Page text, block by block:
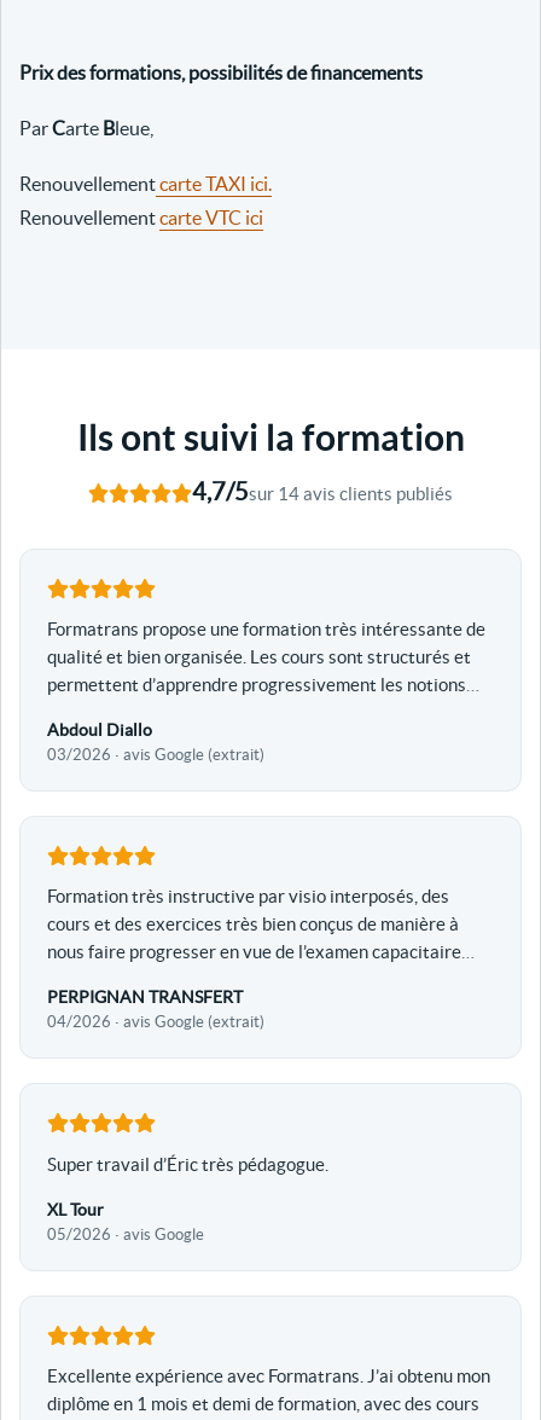
Prix des formations, possibilités de financements
ParCarte Bleue,
Renouvellementcarte TAXI ici.
Renouvellementcarte VTC ici
Ils ont suivi la formation
4,7/5sur 14 avis clients publiés
Formatrans propose une formation très intéressante de
qualité et bien organisée. Les cours sont structurés et
permettent d’apprendre progressivement les notions
Abdoul Diallo
03/2026 · avis Google (extrait)
Formation très instructive par visio interposés, des
cours et des exercices très bien conçus de manière à
nous faire progresser en vue de l’examen capacitaire…
PERPIGNAN TRANSFERT
04/2026 · avis Google (extrait)
Super travail d’Éric très pédagogue.
XL Tour
05/2026 · avis Google
Excellente expérience avec Formatrans. J’ai obtenu mon
diplôme en 1 mois et demi de formation, avec des cours